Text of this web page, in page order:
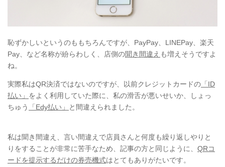
恥ずかしいというのももちろんですが、PayPay、LINEPay、楽天
Pay、など名称が紛らわしく、店側の聞き間違え も増えそうですよ
ね。
実際私はQR決済ではないのですが、以前クレジットカードの 「ID
払い」 をよく利用していた際に、私の滑舌が悪いせいか、しょっ
ちゅう
「Edy払い」 と間違えられました。
私は聞き間違え、言い間違えで店員さんと何度も繰り返しやりと
りをすることが非常に苦手なため、記事の方と同じように、 QRコ
ードを提示するだけの券売機式はとてもありがたいです。